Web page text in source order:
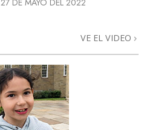
VE EL VIDEO